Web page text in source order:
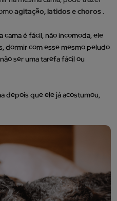
agitação, latidos e choros.
cama é fácil, não incomoda, ele
dormir com esse mesmo peludo
ser uma tarefa fácil ou
depois que ele já acostumou,